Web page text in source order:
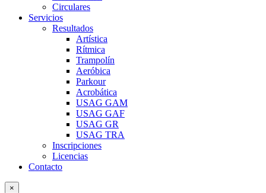
Circulares
Servicios
Resultados
Artística
Rítmica
Trampolín
Aeróbica
Parkour
Acrobática
USAG GAM
USAG GAF
USAG GR
USAG TRA
Inscripciones
Licencias
Contacto
×